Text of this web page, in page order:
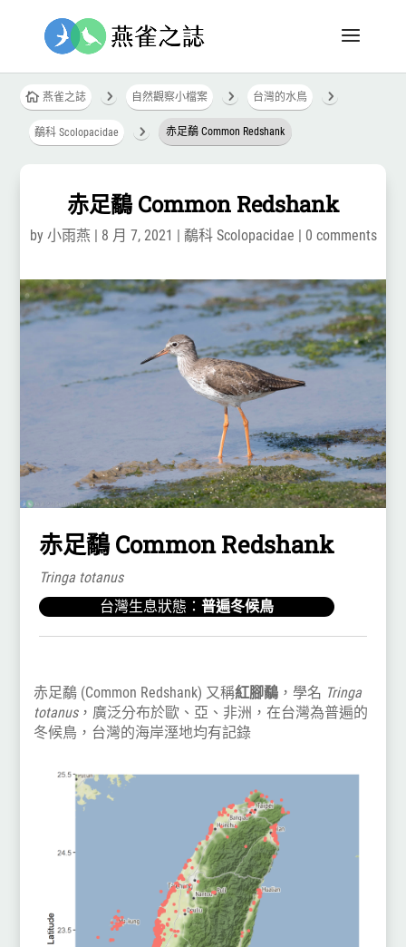
 燕雀之誌 5 自然觀察小檔案 5 台灣的水鳥 5
鷸科 Scolopacidae 5 赤足鷸 Common Redshank
赤足鷸 Common Redshank
by 小雨燕| 8 月 7, 2021 | 鷸科 Scolopacidae | 0 comments
赤足鷸 Common Redshank
Tringa totanus
台灣生息狀態： 普遍冬候鳥
赤足鷸 (Common Redshank) 又稱紅腳鷸 ，學名 Tringa
totanus，廣泛分布於歐、亞、非洲，在台灣為普遍的
冬候鳥，台灣的海岸溼地均有記錄